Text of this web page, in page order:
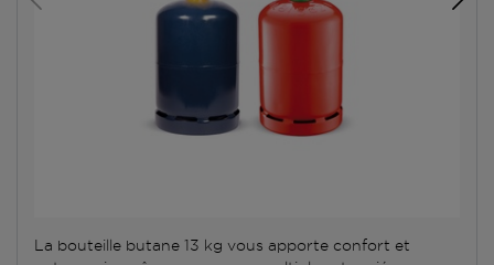
La bouteille butane 13 kg vous apporte confort et